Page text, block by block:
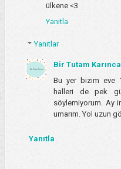
ülkene <3
Yanıtla
Yanıtlar
Bir Tutam Karınca
Bu yer bizim eve
halleri de pek
söylemiyorum. Ay
umarım. Yol uzun
Yanıtla